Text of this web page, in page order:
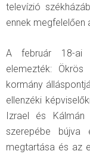
televízió
ennek megfelelően
A február 18-ai
elemezték:
kormány
ellenzéki
Izrael és Kálmán
szerepébe bújva
megtartása és az